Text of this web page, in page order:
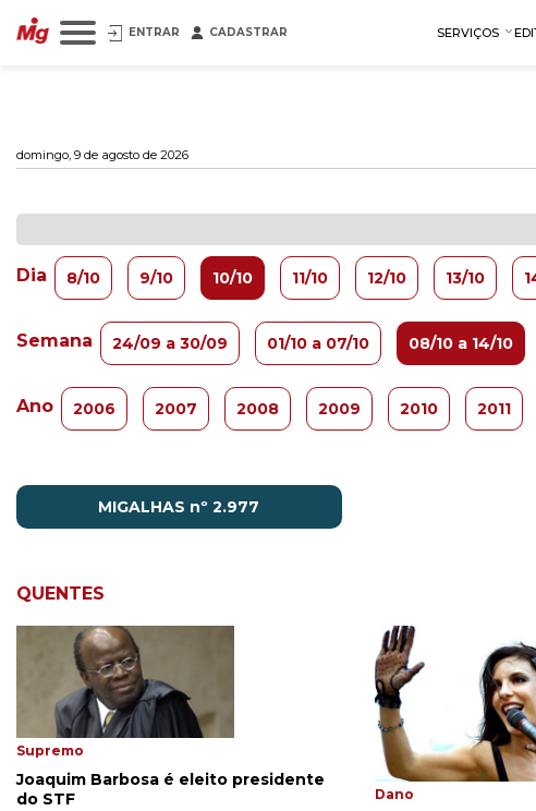
ENTRAR CADASTRAR SERVIÇOS
domingo, 9 de agosto de 2026
Dia 8/10 9/10 10/10 11/10 12/10 13/10
Semana 24/09 a 30/09 01/10 a 07/10 08/10 a 14/10
Ano 2006 2007 2008 2009 2010 2011
MIGALHAS nº 2.977
QUENTES
Supremo
Joaquim Barbosa é eleito presidente
do STF
Dano